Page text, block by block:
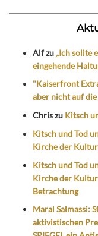
Alfzu „Ich sollte
eingehende
"Kaiserfront
aber nicht auf
Chriszu Kitsch
Kitsch und Tod
Kirche der
Kitsch und Tod
Kirche der
Betrachtung
Maral Salmassi:
aktivistischen